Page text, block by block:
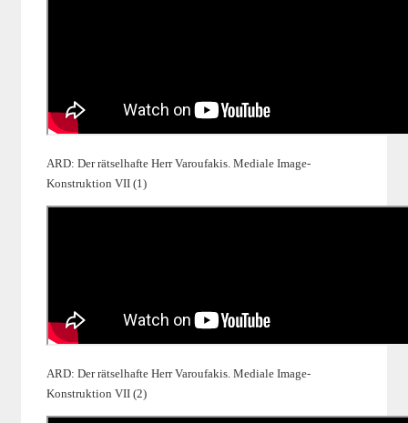
ARD: Der rätselhafte Herr Varoufakis. Mediale Image-
Konstruktion VII (1)
ARD: Der rätselhafte Herr Varoufakis. Mediale Image-
Konstruktion VII (2)